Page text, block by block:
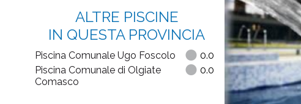
ALTRE PISCINE
IN QUESTA PROVINCIA
Piscina Comunale Ugo Foscolo
0.0
Piscina Comunale di Olgiate
Comasco
0.0